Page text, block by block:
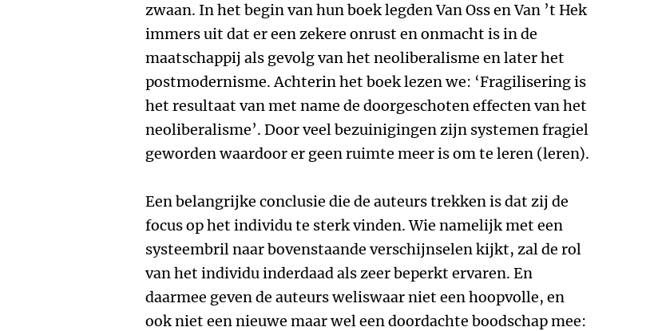
zwaan. In het begin van hun boek legden Van Oss en Van ’t Hek
immers uit dat er een zekere onrust en onmacht is in de
maatschappij als gevolg van het neoliberalisme en later het
postmodernisme. Achterin het boek lezen we: ‘Fragilisering is
het resultaat van met name de doorgeschoten effecten van het
neoliberalisme’. Door veel bezuinigingen zijn systemen fragiel
geworden waardoor er geen ruimte meer is om te leren (leren).
Een belangrijke conclusie die de auteurs trekken is dat zij de
focus op het individu te sterk vinden. Wie namelijk met een
systeembril naar bovenstaande verschijnselen kijkt, zal de rol
van het individu inderdaad als zeer beperkt ervaren. En
daarmee geven de auteurs weliswaar niet een hoopvolle, en
ook niet een nieuwe maar wel een doordachte boodschap mee: